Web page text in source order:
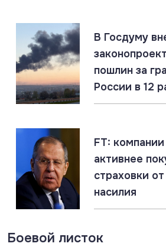
07.08.2026
Запорожская область: главное за
07.08.2026
ЕС бессильны
В Госдуму
пошлин за
России в 12
FT:
активнее
страховки
насилия
Боевой листок